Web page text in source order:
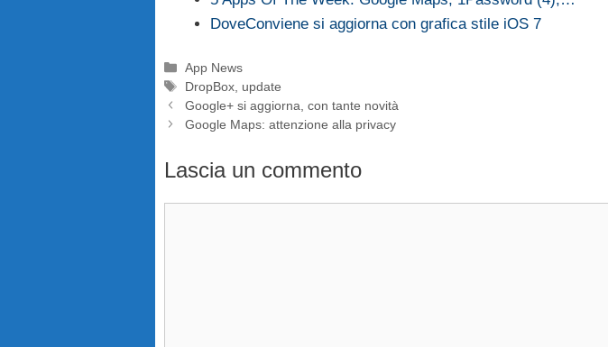
DoveConviene si aggiorna con grafica stile iOS 7
Categorie
App News
Tag
DropBox update
Google+ si aggiorna, con tante novità
Google Maps: attenzione alla privacy
Lascia un commento